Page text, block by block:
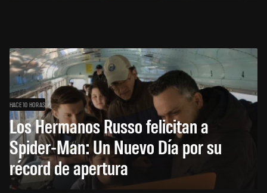
HACE 10 HORAS
Los Hermanos Russo felicitan a
Spider-Man: Un Nuevo Día por su
récord de apertura